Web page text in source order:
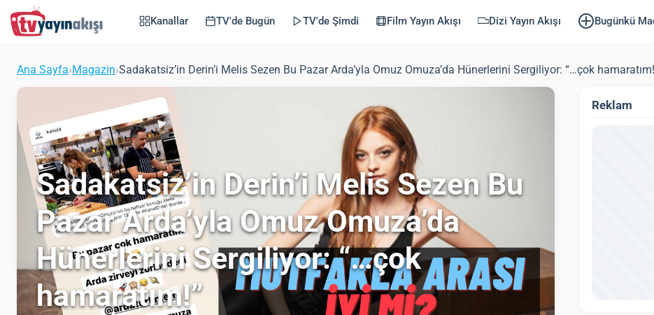
Kanallar TV'de Bugün TV'de Şimdi Film Yayın Akışı Dizi Yayın Akışı Bugünkü
Ana Sayfa›Magazin›Sadakatsiz’in Derin’i Melis Sezen Bu Pazar Arda’yla Omuz Omuza’da Hünerlerini Sergiliyor: “…çok
Sadakatsiz’in Derin’i Melis Sezen Bu
Pazar Arda’yla Omuz Omuza’da
Hünerlerini Sergiliyor: “…çok
hamaratım!”
Reklam